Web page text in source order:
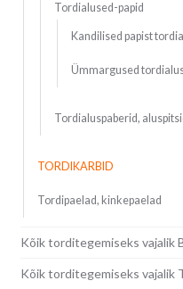
Tordialused-papid
Kandilised papist
Ümmargused
Tordialuspaberid,
TORDIKARBID
Tordipaelad, kinkepaelad
Kõik torditegemiseks vajalik
Kõik torditegemiseks vajalik